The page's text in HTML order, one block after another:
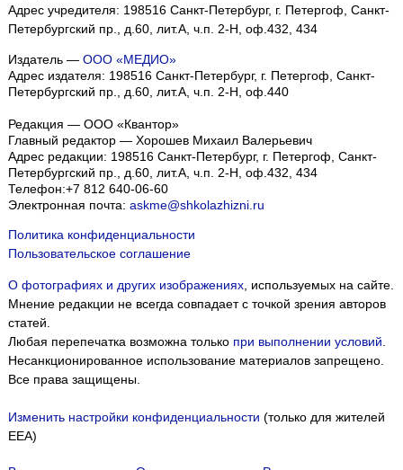
Адрес учредителя: 198516 Санкт-Петербург, г. Петергоф, Санкт-
Петербургский пр., д.60, лит.А, ч.п. 2-Н, оф.432, 434
Издатель — ООО «МЕДИО»
Адрес издателя: 198516 Санкт-Петербург, г. Петергоф, Санкт-
Петербургский пр., д.60, лит.А, ч.п. 2-Н, оф.440
Редакция — ООО «Квантор»
Главный редактор — Хорошев Михаил Валерьевич
Адрес редакции: 198516 Санкт-Петербург, г. Петергоф Санкт-
Петербургский пр., д.60, лит.А, ч.п. 2-Н, оф.432, 434
Телефон:+7 812 640-06-60
Электронная почта: askme@shkolazhizni.ru
Политика конфиденциальности
Пользовательское соглашение
О фотографиях и других изображениях, используемых на сайте.
Мнение редакции не всегда совпадает с точкой зрения авторов
статей.
Любая перепечатка возможна только при выполнении условий
Несанкционированное использование материалов запрещено.
Все права защищены.
Изменить настройки конфиденциальности (только для жителей
EEA)